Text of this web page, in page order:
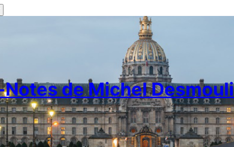
Notes de Michel